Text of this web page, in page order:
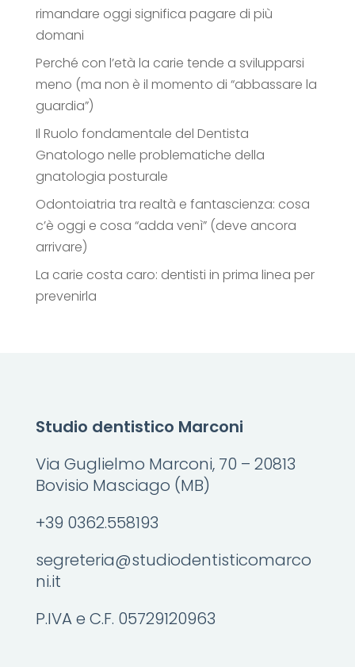
rimandare oggi significa pagare di più
domani
Perché con l’età la carie tende a svilupparsi
meno (ma non è il momento di “abbassare la
guardia”)
Il Ruolo fondamentale del Dentista
Gnatologo nelle problematiche della
gnatologia posturale
Odontoiatria tra realtà e fantascienza: cosa
c’è oggi e cosa “adda venì” (deve ancora
arrivare)
La carie costa caro: dentisti in prima linea per
prevenirla
Studio dentistico Marconi
Via Guglielmo Marconi, 70 – 20813
Bovisio Masciago (MB)
+39 0362.558193
segreteria@studiodentisticomarco
ni.it
P.IVA e C.F. 05729120963